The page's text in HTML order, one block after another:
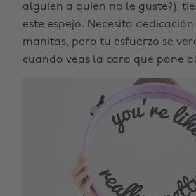
alguien a quien no le guste?),
este espejo. Necesita
manitas, pero tu esfuerzo se
cuando veas la cara que pone